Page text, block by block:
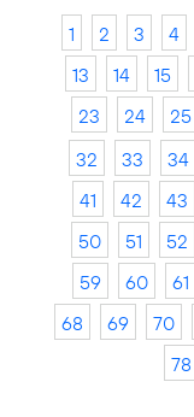
1 2 3 4
13
14 15
23
24 25
32
33 34
41
42 43
50
51 52
59
60 61
68
69 70
78